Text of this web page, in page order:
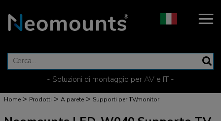
- Soluzioni di montaggio per AV e IT -
Home > Prodotti > A parete > Supporti per TV/monitor